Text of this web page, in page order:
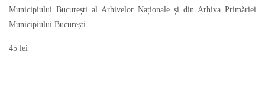
Municipiului București al Arhivelor Naționale și din Arhiva Primăriei
Municipiului București
45 lei